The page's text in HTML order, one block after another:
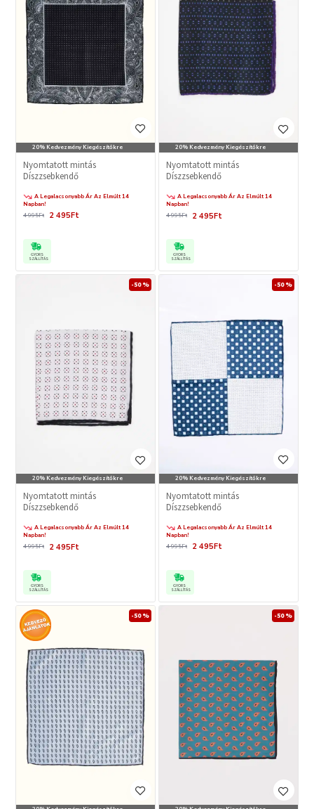
20% Kedvezmény Kiegészítőkre
Nyomtatott mintás
Díszzsebkendő
A Legalacsonyabb Ár Az Elmúlt 14
Napban!
2 495Ft
4 995Ft
GYORS
SZÁLLÍTÁS
20% Kedvezmény Kiegészítőkre
Nyomtatott mintás
Díszzsebkendő
A Legalacsonyabb Ár Az Elmúlt 14
Napban!
2 495Ft
4 995Ft
GYORS
SZÁLLÍTÁS
20% Kedvezmény Kiegészítőkre
-50 %
Nyomtatott mintás
Díszzsebkendő
A Legalacsonyabb Ár Az Elmúlt 14
Napban!
2 495Ft
4 995Ft
GYORS
SZÁLLÍTÁS
20% Kedvezmény Kiegészítőkre
-50 %
Nyomtatott mintás
Díszzsebkendő
A Legalacsonyabb Ár Az Elmúlt 14
Napban!
2 495Ft
4 995Ft
GYORS
SZÁLLÍTÁS
-50 % -50 %